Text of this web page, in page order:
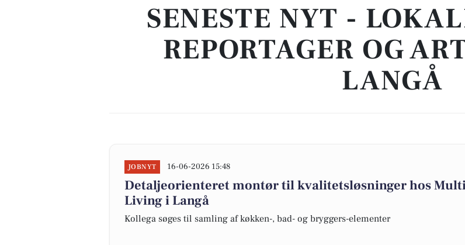
SENESTE NYT -
REPORTAGER OG
LANGÅ
JOBNYT 16-06-2026 15:48
Detaljeorienteret montør til kvalitetsløsninger hos
Living i Langå
Kollega søges til samling af køkken-, bad- og bryggers-elementer